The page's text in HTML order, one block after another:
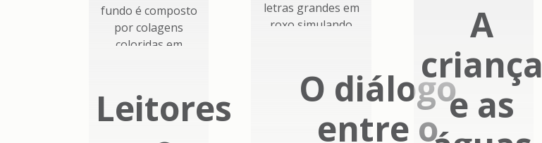
Leitores
O diálogo
entre o
A
criança
e as